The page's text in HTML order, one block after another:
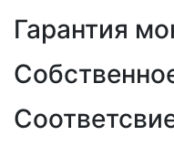
Гарантия